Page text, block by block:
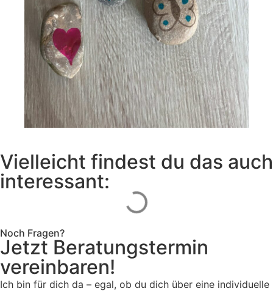
Vielleicht findest du das auch
interessant:
Noch Fragen?
Jetzt Beratungstermin
vereinbaren!
Ich bin für dich da – egal, ob du dich über eine individuelle